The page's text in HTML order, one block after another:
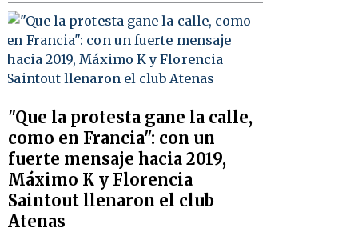
"Que la protesta gane la calle,
como en Francia": con un
fuerte mensaje hacia 2019,
Máximo K y Florencia
Saintout llenaron el club
Atenas